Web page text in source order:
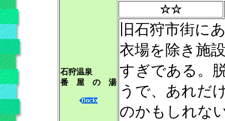
石狩温泉
番 屋 の 湯
☆☆
旧石狩市街に
衣場を除き施
すぎである。
うで、あれだ
のかもしれな